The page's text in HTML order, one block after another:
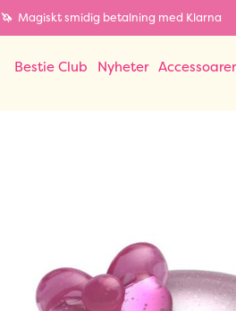
🦄 Magiskt smidig betalning med Klarna
Bestie Club Nyheter